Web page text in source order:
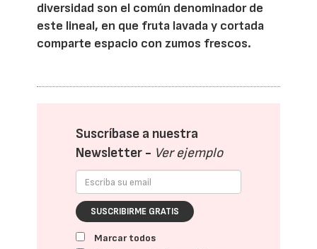
diversidad son el común denominador de
este lineal, en que fruta lavada y cortada
comparte espacio con zumos frescos.
Suscríbase a nuestra
Newsletter - Ver ejemplo
SUSCRIBIRME GRATIS
Marcar todos